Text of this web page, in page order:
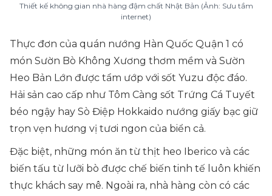
Thiết kế không gian nhà hàng đậm chất Nhật Bản (Ảnh: Sưu tầm
internet)
Thực đơn của quán nướng Hàn Quốc Quận 1 có
món Sườn Bò Không Xương thơm mềm và Sườn
Heo Bản Lớn được tẩm ướp với sốt Yuzu độc đáo.
Hải sản cao cấp như Tôm Càng sốt Trứng Cá Tuyết
béo ngậy hay Sò Điệp Hokkaido nướng giấy bạc giữ
trọn vẹn hương vị tươi ngon của biển cả.
Đặc biệt, những món ăn từ thịt heo Iberico và các
biến tấu từ lưỡi bò được chế biến tinh tế luôn khiến
thực khách say mê. Ngoài ra, nhà hàng còn có các